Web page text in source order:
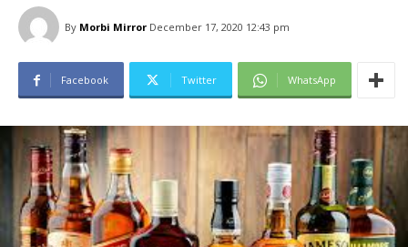
By Morbi Mirror December 17, 2020 12:43 pm
Facebook Twitter WhatsApp